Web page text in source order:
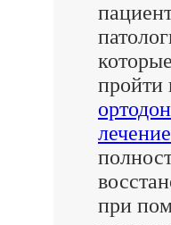
пройти
лечение
при